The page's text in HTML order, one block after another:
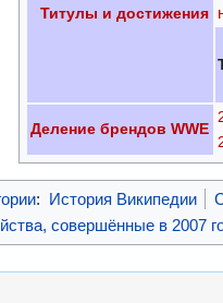
Титулы и достижения
Деление брендов WWE
: История Википедии
совершённые в 2007